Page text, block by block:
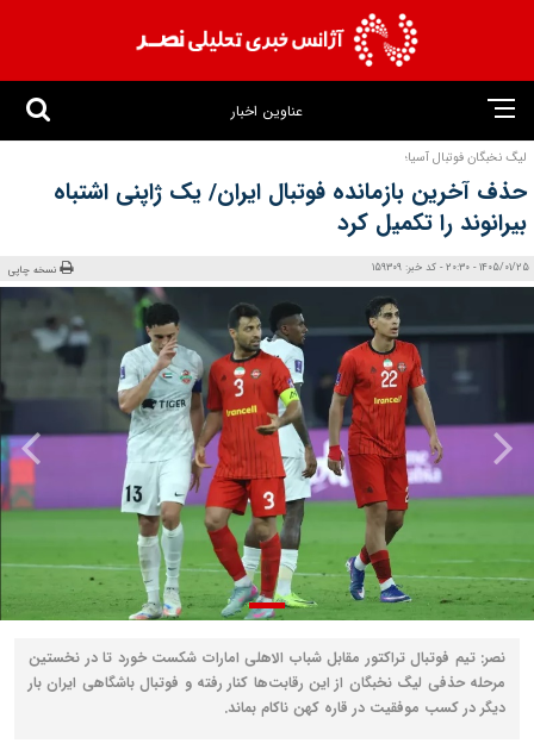
عناوین اخبار
لیگ نخبگان فوتبال آسیا؛
حذف آخرین بازمانده فوتبال ایران/ یک ژاپنی اشتباه
بیرانوند را تکمیل کرد
1405/01/25 - 20:30 - کد خبر: 159309 نسخه چاپی
نصر: تیم فوتبال تراکتور مقابل شباب الاهلی امارات شکست خورد تا در نخستین
مرحله حذفی لیگ نخبگان از این رقابت‌ها کنار رفته و فوتبال باشگاهی ایران بار
دیگر در کسب موفقیت در قاره کهن ناکام بماند.